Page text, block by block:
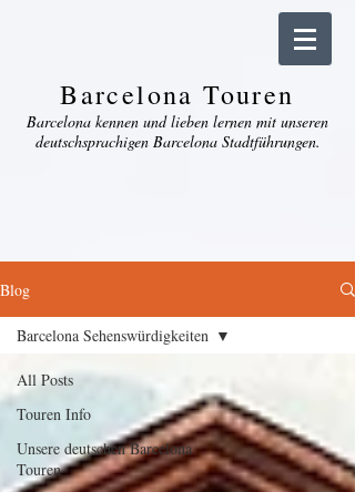
Barcelona Touren
Barcelona kennen und lieben lernen mit unseren
deutschsprachigen Barcelona Stadtführungen.
Blog
All Posts
Touren Info
Unsere deutschen Barcelona
Touren
Barcelona Sehenswürdigkeiten